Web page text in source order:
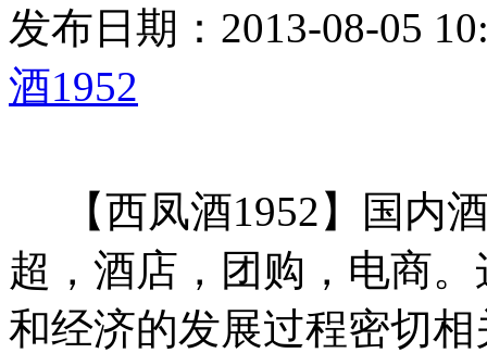
发布日期：2013-08-05
酒1952
【西凤酒1952】国内
超，酒店，团购，电商
和经济的发展过程密切